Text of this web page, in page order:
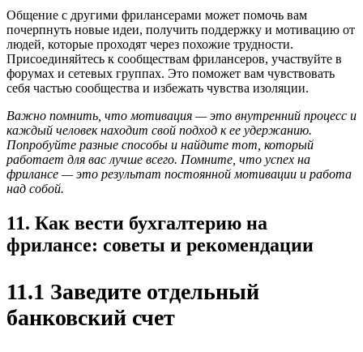
Общение с другими фрилансерами может помочь вам
почерпнуть новые идеи, получить поддержку и мотивацию от
людей, которые проходят через похожие трудности.
Присоединяйтесь к сообществам фрилансеров, участвуйте в
форумах и сетевых группах. Это поможет вам чувствовать
себя частью сообщества и избежать чувства изоляции.
Важно помнить, что мотивация — это внутренний процесс и
каждый человек находит свой подход к ее удержанию.
Попробуйте разные способы и найдите тот, который
работает для вас лучше всего. Помните, что успех на
фрилансе — это результат постоянной мотивации и работа
над собой.
11. Как вести бухгалтерию на
фрилансе: советы и рекомендации
11.1 Заведите отдельный
банковский счет